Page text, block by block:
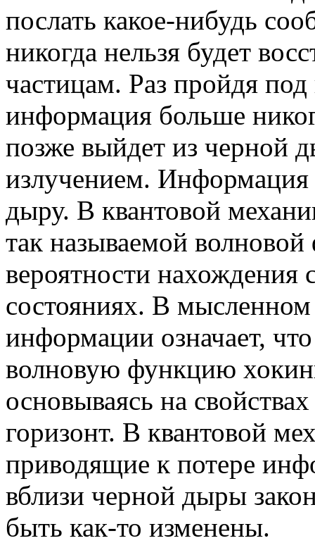
послать какое-нибудь
никогда нельзя будет
частицам. Раз пройдя
информация больше
позже выйдет из черной
излучением. Информация
дыру. В квантовой
так называемой
вероятности нахождения
состояниях. В
информации означает,
волновую функцию
основываясь на
горизонт. В квантовой
приводящие к потере
вблизи черной дыры
быть как-то изменены.